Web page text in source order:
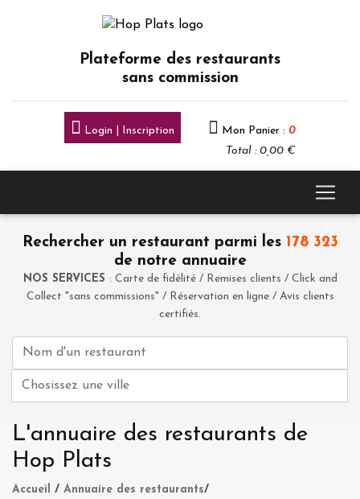
Plateforme des restaurants
sans commission
Login | Inscription Mon Panier : 0
Total : 0,00 €
Rechercher un restaurant parmi les 178 323
de notre annuaire
NOS SERVICES : Carte de fidélité / Remises clients / Click and
Collect "sans commissions" / Réservation en ligne / Avis clients
certifiés.
L'annuaire des restaurants de
Hop Plats
Accueil / Annuaire des restaurants/